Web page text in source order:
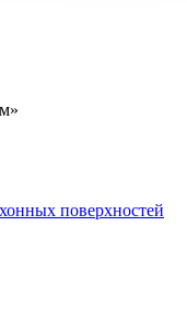
поверхностей